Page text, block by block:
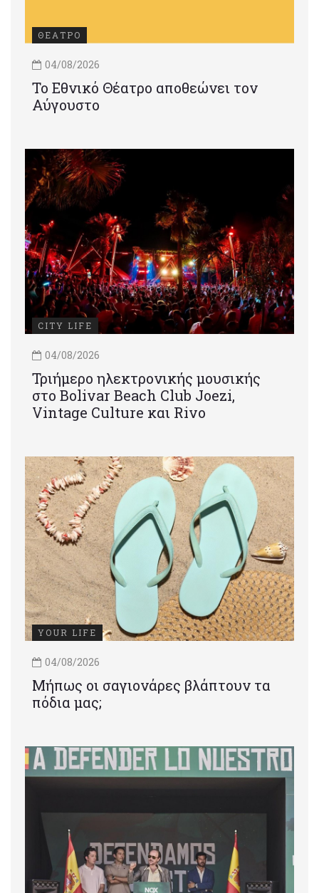
ΘΕΑΤΡΟ
04/08/2026
Το Εθνικό Θέατρο αποθεώνει τον
Αύγουστο
CITY LIFE
04/08/2026
Τριήμερο ηλεκτρονικής μουσικής
στο Bolivar Beach Club Joezi,
Vintage Culture και Rivo
YOUR LIFE
04/08/2026
Μήπως οι σαγιονάρες βλάπτουν τα
πόδια μας;